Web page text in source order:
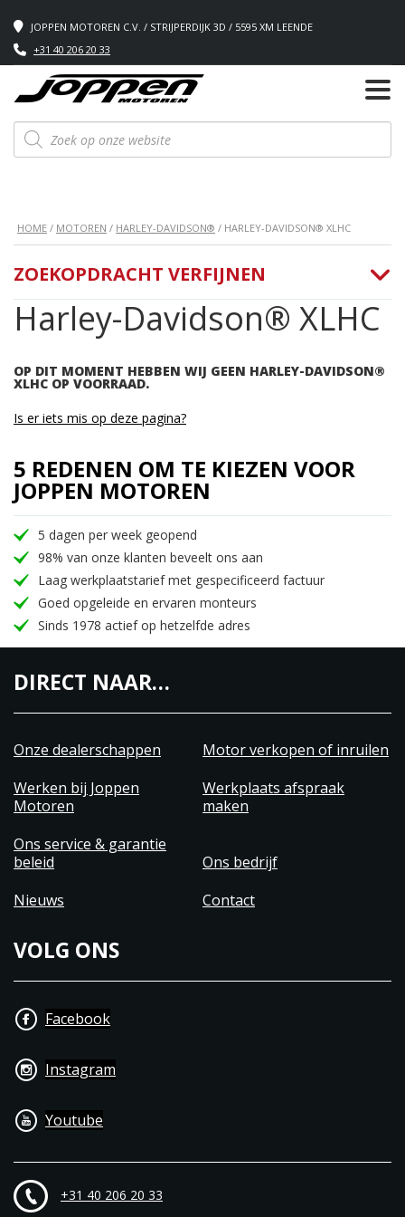
JOPPEN MOTOREN C.V. / STRIJPERDIJK 3D / 5595 XM LEENDE
+31 40 206 20 33
Producten
zoeken
HOME / MOTOREN / HARLEY-DAVIDSON® / HARLEY-DAVIDSON® XLHC
Harley-Davidson® XLHC
OP DIT MOMENT HEBBEN WIJ GEEN HARLEY-DAVIDSON®
XLHC OP VOORRAAD.
ZOEKOPDRACHT VERFIJNEN
Is er iets mis op deze pagina?
5 REDENEN OM TE KIEZEN VOOR
JOPPEN MOTOREN
5 dagen per week geopend
98% van onze klanten beveelt ons aan
Laag werkplaatstarief met gespecificeerd factuur
Goed opgeleide en ervaren monteurs
Sinds 1978 actief op hetzelfde adres
DIRECT NAAR…
Onze dealerschappen
Motor verkopen of inruilen
Werken bij Joppen
Motoren
Werkplaats afspraak
maken
Ons service & garantie
beleid
Ons bedrijf
Nieuws
Contact
VOLG ONS
Facebook
Instagram
Youtube
+31 40 206 20 33